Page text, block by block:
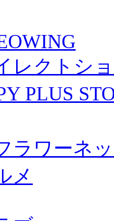
レクトシ
PLUS
ラワーネ
メ